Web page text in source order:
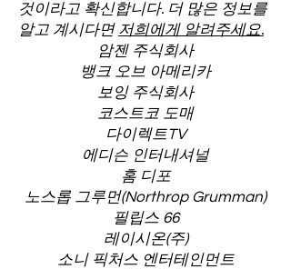
것이라고 확신합니다. 더 많은 정보를
알고 계시다면 저희에게 알려주세요.
암젠 주식회사
뱅크 오브 아메리카
보잉 주식회사
코스트코 도매
다이렉트TV
에디슨 인터내셔널
홈 디포
노스롭 그루먼(Northrop Grumman)
필립스 66
레이시온(주)
소니 픽처스 엔터테인먼트